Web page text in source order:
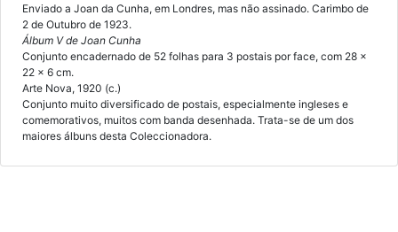
Enviado a Joan da Cunha, em Londres, mas não assinado. Carimbo de
2 de Outubro de 1923.
Álbum V de Joan Cunha
Conjunto encadernado de 52 folhas para 3 postais por face, com 28 x
22 x 6 cm.
Arte Nova, 1920 (c.)
Conjunto muito diversificado de postais, especialmente ingleses e
comemorativos, muitos com banda desenhada. Trata-se de um dos
maiores álbuns desta Coleccionadora.